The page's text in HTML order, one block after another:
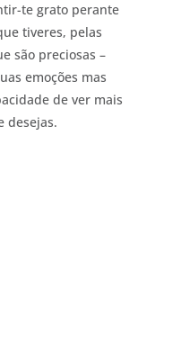
te grato perante
tiveres, pelas
são preciosas –
emoções mas
de ver mais
desejas.